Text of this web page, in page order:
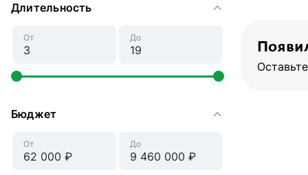
Длительность
От До
Бюджет
От До